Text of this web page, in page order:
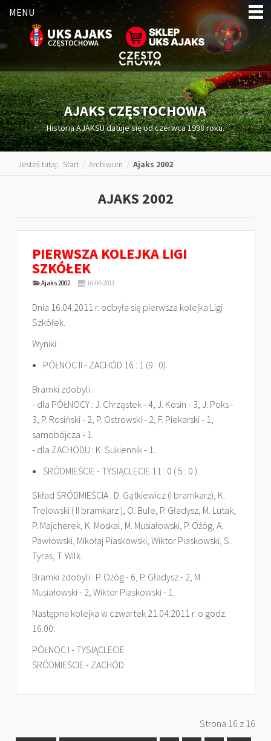
MENU
AJAKS CZĘSTOCHOWA
Historia AJAKSU datuje się od czerwca 1998 roku.
Jesteś tutaj: Start / Archiwum / Ajaks 2002
AJAKS 2002
PIERWSZA KOLEJKA LIGI
SZKÓŁEK
Ajaks 2002 16-04-2011
Dnia 16.04.2011 r. odbyła się pierwsza kolejka Ligi
Szkółek.
Wyniki :
PÓŁNOC II - ZACHÓD 16 : 1 (9 : 0)
Bramki zdobyli :
- dla PÓŁNOCY : J. Chrząstek - 4, J. Kosin - 3, J. Poks -
3, P. Rosiński - 2, P. Ostrowski - 2, F. Piekarski - 1,
samobójcza - 1.
- dla ZACHODU : K. Sukiennik - 1.
ŚRÓDMIEŚCIE - TYSIĄCLECIE 11 : 0 ( 5 : 0 )
Skład ŚRÓDMIEŚCIA : D. Gątkiewicz (I bramkarz), K.
Trelowski ( II bramkarz ), O. Bule, P. Gładysz, M. Lutak,
P. Majcherek, K. Moskal, M. Musiałowski, P. Ożóg, A.
Pawłowski, Mikołaj Piaskowski, Wiktor Piaskowski, S.
Tyras, T. Wilk.
Bramki zdobyli : P. Ożóg - 6, P. Gładysz - 2, M.
Musiałowski - 2, Wiktor Piaskowski - 1.
Następna kolejka w czwartek 21.04.2011 r. o godz.
16.00:
PÓŁNOC I - TYSIĄCLECIE
ŚRÓDMIEŚCIE - ZACHÓD
Strona 16 z 16